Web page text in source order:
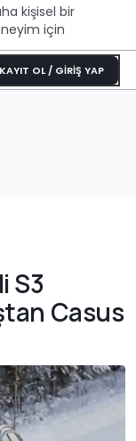
kişisel bir
için
KAYIT OL / GİRİŞ YAP
S3
Casus